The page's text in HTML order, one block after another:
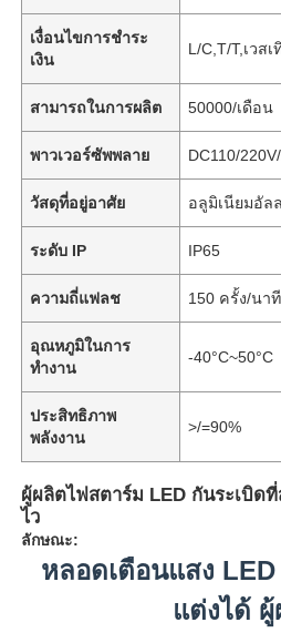
เงื่อนไขการชำระ
เงิน
L/C,T/T,เวส
สามารถในการผลิต 50000/เดือน
พาวเวอร์ซัพพลาย DC110/
วัสดุที่อยู่อาศัย อลูมิเนียมอัล
ระดับ IP IP65
ความถี่แฟลช 150 ครั้ง/นาที
อุณหภูมิในการ
ทำงาน
-40°C~50°C
ประสิทธิภาพ
พลังงาน
>/=90%
ผู้ผลิตไฟสตาร์ม LED กันระเบิด
ไว
ลักษณะ:
หลอดเตือนแสง
แต่งได้